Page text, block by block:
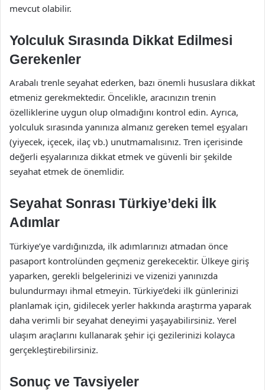
mevcut olabilir.
Yolculuk Sırasında Dikkat Edilmesi
Gerekenler
Arabalı trenle seyahat ederken, bazı önemli hususlara dikkat
etmeniz gerekmektedir. Öncelikle, aracınızın trenin
özelliklerine uygun olup olmadığını kontrol edin. Ayrıca,
yolculuk sırasında yanınıza almanız gereken temel eşyaları
(yiyecek, içecek, ilaç vb.) unutmamalısınız. Tren içerisinde
değerli eşyalarınıza dikkat etmek ve güvenli bir şekilde
seyahat etmek de önemlidir.
Seyahat Sonrası Türkiye’deki İlk
Adımlar
Türkiye’ye vardığınızda, ilk adımlarınızı atmadan önce
pasaport kontrolünden geçmeniz gerekecektir. Ülkeye giriş
yaparken, gerekli belgelerinizi ve vizenizi yanınızda
bulundurmayı ihmal etmeyin. Türkiye’deki ilk günlerinizi
planlamak için, gidilecek yerler hakkında araştırma yaparak
daha verimli bir seyahat deneyimi yaşayabilirsiniz. Yerel
ulaşım araçlarını kullanarak şehir içi gezilerinizi kolayca
gerçekleştirebilirsiniz.
Sonuç ve Tavsiyeler